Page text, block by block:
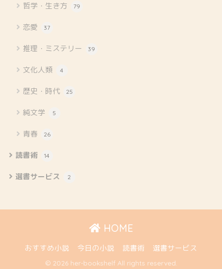
哲学・生き方 79
恋愛 37
推理・ミステリー 39
文化人類 4
歴史・時代 25
純文学 5
青春 26
読書術 14
選書サービス 2
HOME
おすすめ小説 今日の小説 読書術 選書サービス
© 2026 her-bookshelf All rights reserved.